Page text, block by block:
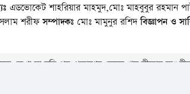
এডভোকেট শাহরিয়ার মাহমুদ,মোঃ মাহবুবুর রহমান
শরীফসম্পাদকঃ মোঃ মামুনুর রশিদবিজ্ঞাপন ও
বা ছবি পুনঃপ্রকাশের ক্ষেত্রে ঋন স্বীকার বাঞ্চনীয়